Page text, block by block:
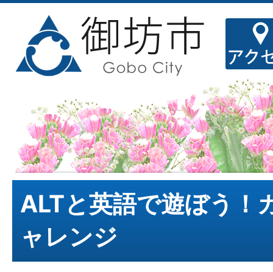
ALTと英語で遊ぼう！
ャレンジ